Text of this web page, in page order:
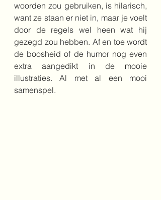
woorden zou gebruiken, is hilarisch,
want ze staan er niet in, maar je voelt
door de regels wel heen wat hij
gezegd zou hebben. Af en toe wordt
de boosheid of de humor nog even
extra aangedikt in de mooie
illustraties. Al met al een mooi
samenspel.